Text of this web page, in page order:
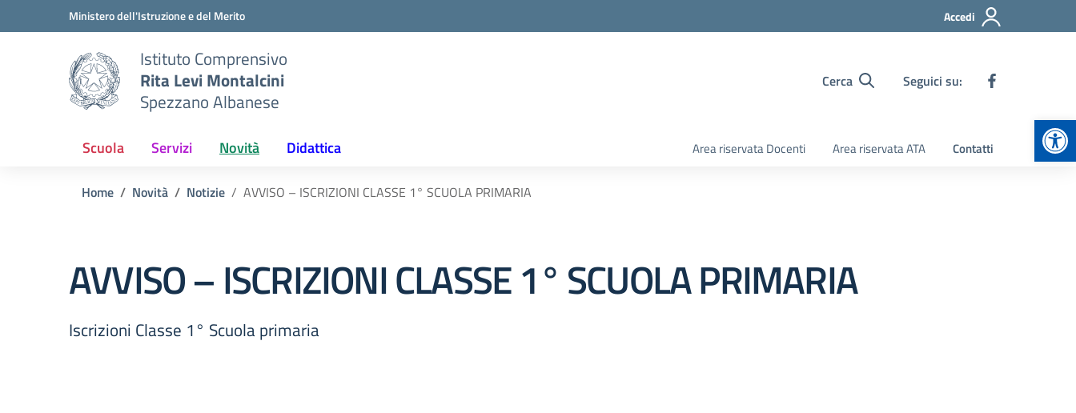
Vai ai contenuti
Vai al menu di navigazioneMinistero dell'Istruzione e del Merito Accedi
Istituto Comprensivo
Rita Levi Montalcini
Spezzano Albanese
Cerca Seguici su:
Scuola Servizi Novità Didattica Area riservata Docenti Area riservata ATA Contatti
Home Novità Notizie AVVISO – ISCRIZIONI CLASSE 1° SCUOLA PRIMARIA
AVVISO – ISCRIZIONI CLASSE 1° SCUOLA PRIMARIA
Iscrizioni Classe 1° Scuola primaria